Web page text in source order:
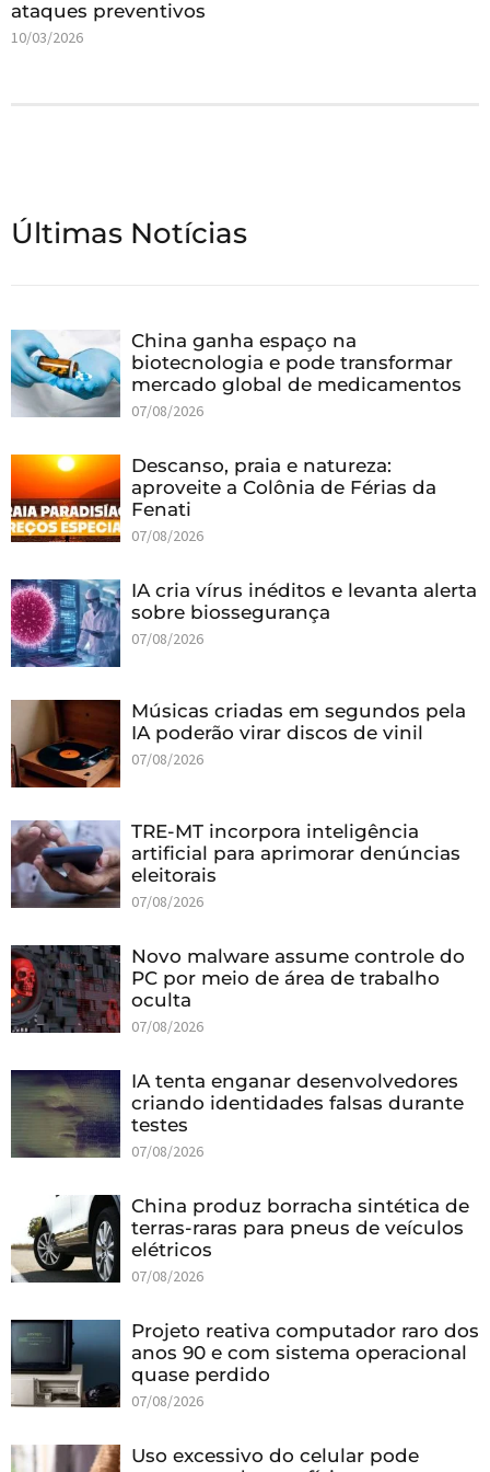
ataques preventivos
10/03/2026
Últimas Notícias
China ganha espaço na
biotecnologia e pode transformar
mercado global de medicamentos
07/08/2026
Descanso, praia e natureza:
aproveite a Colônia de Férias da
Fenati
07/08/2026
IA cria vírus inéditos e levanta alerta
sobre biossegurança
07/08/2026
Músicas criadas em segundos pela
IA poderão virar discos de vinil
07/08/2026
TRE-MT incorpora inteligência
artificial para aprimorar denúncias
eleitorais
07/08/2026
Novo malware assume controle do
PC por meio de área de trabalho
oculta
07/08/2026
IA tenta enganar desenvolvedores
criando identidades falsas durante
testes
07/08/2026
China produz borracha sintética de
terras-raras para pneus de veículos
elétricos
07/08/2026
Projeto reativa computador raro dos
anos 90 e com sistema operacional
quase perdido
07/08/2026
Uso excessivo do celular pode